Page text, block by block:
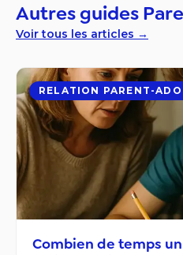
Autres guides
Voir tous les articles →
RELATION PARENT-ADO
Combien de temps